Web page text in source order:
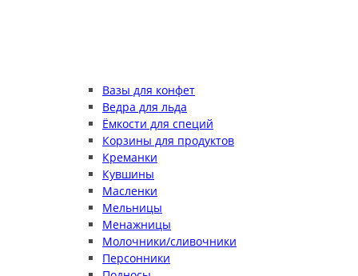
Вазы для конфет
Ведра для льда
Ёмкости для специй
Корзины для продуктов
Креманки
Кувшины
Масленки
Мельницы
Менажницы
Молочники/сливочники
Персонники